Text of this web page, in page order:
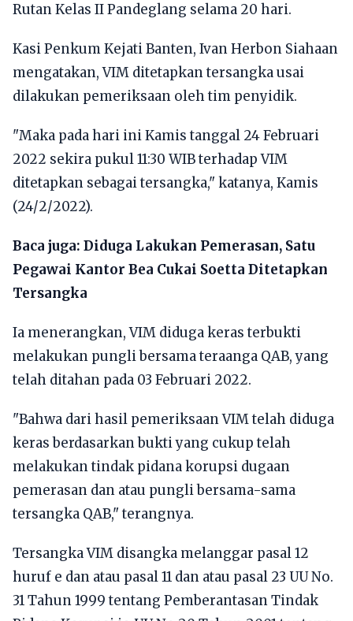
Rutan Kelas II Pandeglang selama 20 hari.
Kasi Penkum Kejati Banten, Ivan Herbon Siahaan
mengatakan, VIM ditetapkan tersangka usai
dilakukan pemeriksaan oleh tim penyidik.
"Maka pada hari ini Kamis tanggal 24 Februari
2022 sekira pukul 11:30 WIB terhadap VIM
ditetapkan sebagai tersangka," katanya, Kamis
(24/2/2022).
Baca juga: Diduga Lakukan Pemerasan, Satu
Pegawai Kantor Bea Cukai Soetta Ditetapkan
Tersangka
Ia menerangkan, VIM diduga keras terbukti
melakukan pungli bersama teraanga QAB, yang
telah ditahan pada 03 Februari 2022.
"Bahwa dari hasil pemeriksaan VIM telah diduga
keras berdasarkan bukti yang cukup telah
melakukan tindak pidana korupsi dugaan
pemerasan dan atau pungli bersama-sama
tersangka QAB," terangnya.
Tersangka VIM disangka melanggar pasal 12
huruf e dan atau pasal 11 dan atau pasal 23 UU No.
31 Tahun 1999 tentang Pemberantasan Tindak